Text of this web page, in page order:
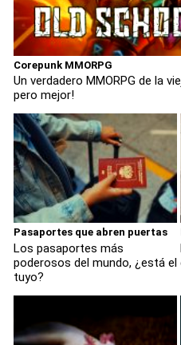
Corepunk MMORPG
Un verdadero MMORPG de la
pero mejor!
Pasaportes que abren puertas
Los pasaportes más
poderosos del mundo, ¿está el
tuyo?